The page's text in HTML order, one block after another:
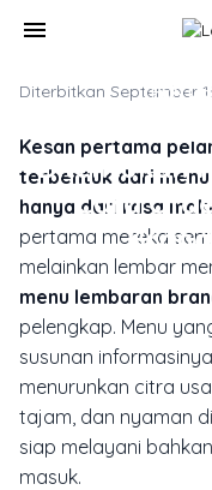
menu
TREN
Kesan
Ditentukan
Cara
Diterbitkan September
Kesan pertama
terbentuk dari
hanya dari rasa
pertama mereka
melainkan lembar
menu lembaran
pelengkap. Menu
susunan
menurunkan citra
tajam, dan nyaman
siap melayani
masuk.